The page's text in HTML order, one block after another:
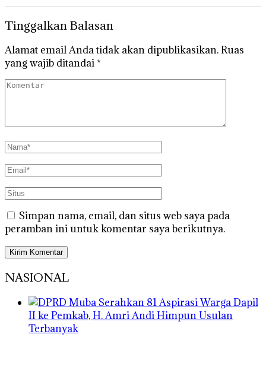
Tinggalkan Balasan
Alamat email Anda tidak akan dipublikasikan.Ruas
yang wajib ditandai *
Simpan nama, email, dan situs web saya pada
peramban ini untuk komentar saya berikutnya.
NASIONAL